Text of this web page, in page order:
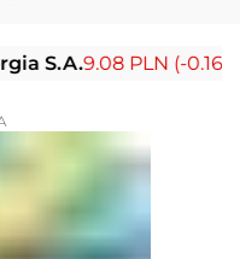
S.A.9.08 PLN (-0.16%)